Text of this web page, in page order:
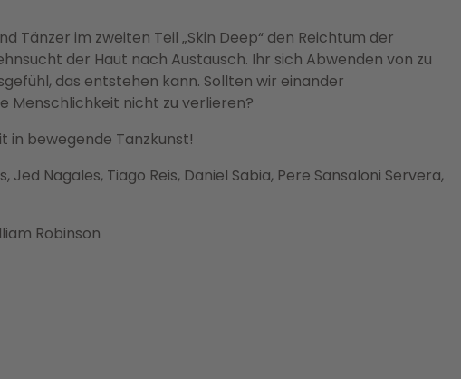
Tänzer im zweiten Teil „Skin Deep“ den Reichtum der
der Haut nach Austausch. Ihr sich Abwenden von zu
das entstehen kann. Sollten wir einander
Menschlichkeit nicht zu verlieren?
in bewegende Tanzkunst!
Nagales, Tiago Reis, Daniel Sabia, Pere Sansaloni Servera,
Robinson